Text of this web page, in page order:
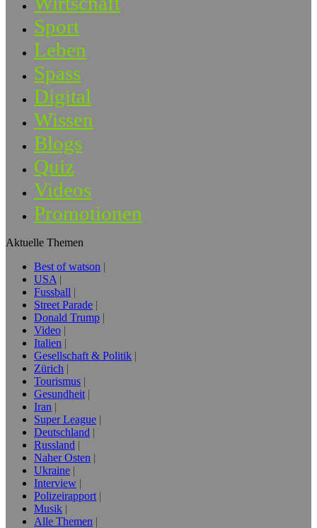
Sport
Leben
Spass
Digital
Wissen
Blogs
Quiz
Videos
Promotionen
Aktuelle Themen
Best of watson
USA
Fussball
Street Parade
Donald Trump
Video
Italien
Gesellschaft & Politik
Zürich
Tourismus
Gesundheit
Iran
Super League
Deutschland
Russland
Naher Osten
Ukraine
Interview
Polizeirapport
Musik
Alle Themen